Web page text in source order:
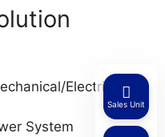
Electrical
System
Sales Unit